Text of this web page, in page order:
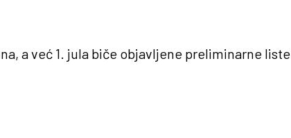
a već 1. jula biče objavljene preliminarne liste